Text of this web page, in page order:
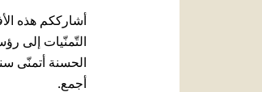
أشارككم هذه
التّمنّيات إلى
الحسنة أتمنّى
أجمع.